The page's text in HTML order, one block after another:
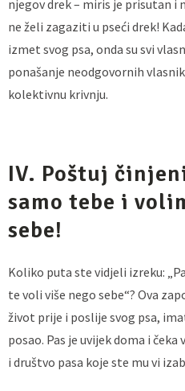
njegov drek – miris je prisutan
ne želi zagaziti u pseći drek!
izmet svog psa, onda su svi
ponašanje neodgovornih
kolektivnu krivnju.
IV. Poštuj
samo tebe i
sebe!
Koliko puta ste vidjeli izreku:
te voli više nego sebe“? Ova
život prije i poslije svog psa,
posao. Pas je uvijek doma i
i društvo pasa koje ste mu vi